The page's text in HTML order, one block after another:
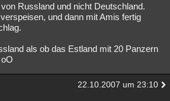
Russland und nicht Deutschland.
und dann mit Amis fertig
als ob das Estland mit 20 Panzern
22.10.2007 um 23:10